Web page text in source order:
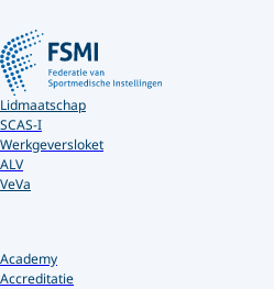
Lidmaatschap
SCAS-I
Werkgeversloket
ALV
VeVa
Academy
Accreditatie